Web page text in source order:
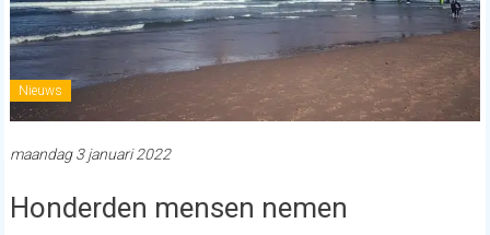
Nieuws
maandag 3 januari 2022
Honderden mensen nemen